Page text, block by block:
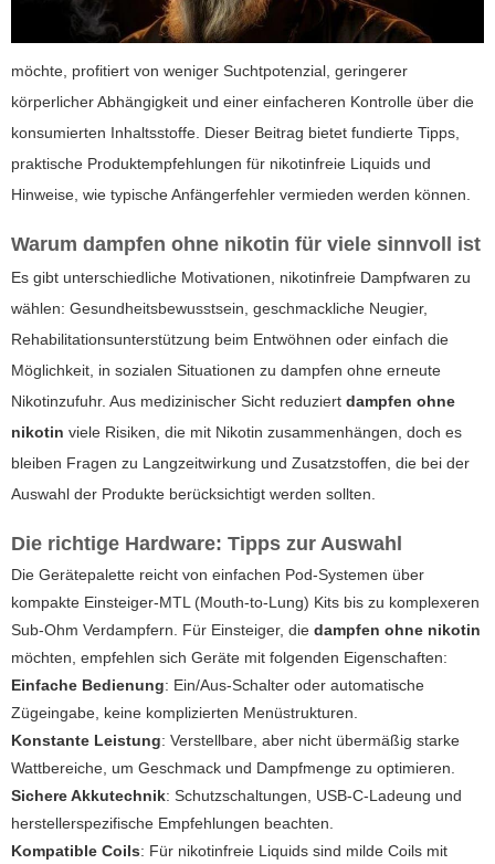
möchte, profitiert von weniger Suchtpotenzial, geringerer
körperlicher Abhängigkeit und einer einfacheren Kontrolle über die
konsumierten Inhaltsstoffe. Dieser Beitrag bietet fundierte Tipps,
praktische Produktempfehlungen für nikotinfreie Liquids und
Hinweise, wie typische Anfängerfehler vermieden werden können.
Warum dampfen ohne nikotin für viele sinnvoll ist
Es gibt unterschiedliche Motivationen, nikotinfreie Dampfwaren zu
wählen: Gesundheitsbewusstsein, geschmackliche Neugier,
Rehabilitationsunterstützung beim Entwöhnen oder einfach die
Möglichkeit, in sozialen Situationen zu dampfen ohne erneute
Nikotinzufuhr. Aus medizinischer Sicht reduziert dampfen ohne
nikotin viele Risiken, die mit Nikotin zusammenhängen, doch es
bleiben Fragen zu Langzeitwirkung und Zusatzstoffen, die bei der
Auswahl der Produkte berücksichtigt werden sollten.
Die richtige Hardware: Tipps zur Auswahl
Die Gerätepalette reicht von einfachen Pod-Systemen über
kompakte Einsteiger-MTL (Mouth-to-Lung) Kits bis zu komplexeren
Sub-Ohm Verdampfern. Für Einsteiger, die dampfen ohne nikotin
möchten, empfehlen sich Geräte mit folgenden Eigenschaften:
Einfache Bedienung: Ein/Aus-Schalter oder automatische
Zügeingabe, keine komplizierten Menüstrukturen.
Konstante Leistung: Verstellbare, aber nicht übermäßig starke
Wattbereiche, um Geschmack und Dampfmenge zu optimieren.
Sichere Akkutechnik: Schutzschaltungen, USB-C-Ladeung und
herstellerspezifische Empfehlungen beachten.
Kompatible Coils: Für nikotinfreie Liquids sind milde Coils mit